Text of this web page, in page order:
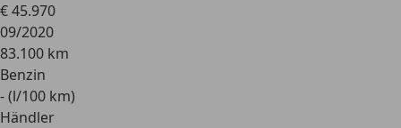
€ 45.970
09/2020
83.100 km
Benzin
- (l/100 km)
Händler